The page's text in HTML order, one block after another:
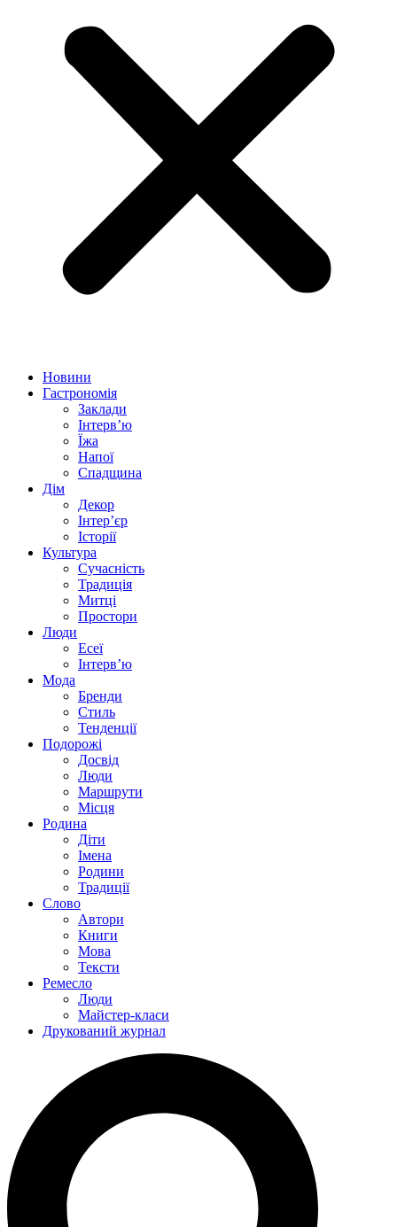
Новини
Гастрономія
Заклади
Інтерв’ю
Їжа
Напої
Спадщина
Дім
Декор
Інтер’єр
Історії
Культура
Сучасність
Традиція
Митці
Простори
Люди
Есеї
Інтерв’ю
Мода
Бренди
Стиль
Тенденції
Подорожі
Досвід
Люди
Маршрути
Місця
Родина
Діти
Імена
Родини
Традиції
Слово
Автори
Книги
Мова
Тексти
Ремесло
Люди
Майстер-класи
Друкований журнал